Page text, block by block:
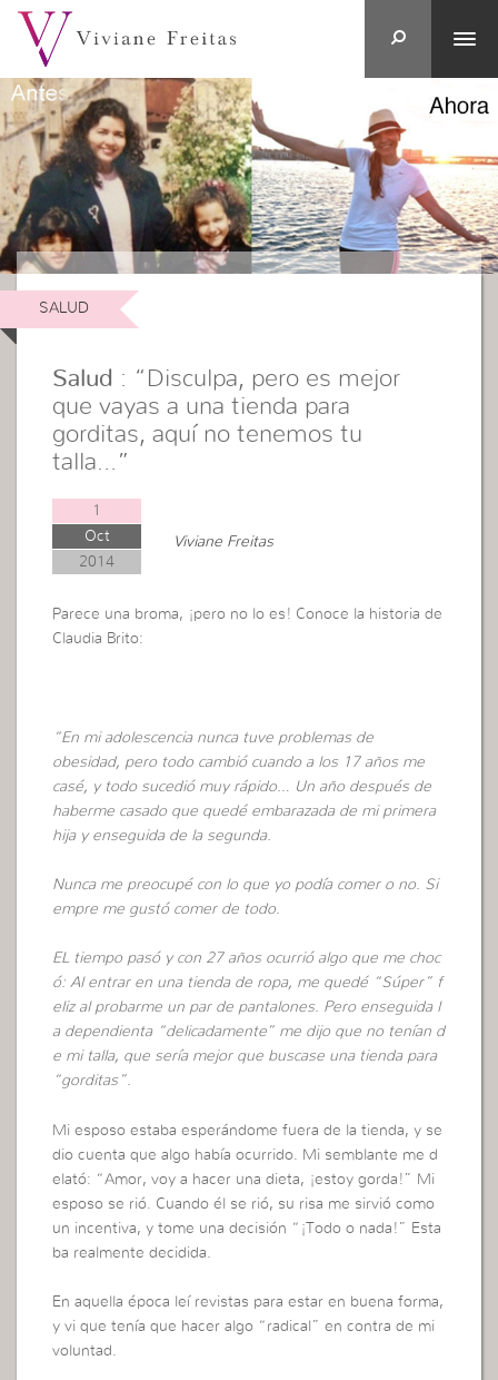
SALUD
Salud : “Disculpa, pero es mejor
que vayas a una tienda para
gorditas, aquí no tenemos tu
talla…”
1
Oct
2014
Viviane Freitas
Parece una broma, ¡pero no lo es! Conoce la historia de
Claudia Brito:
“En mi adolescencia nunca tuve problemas de
obesidad, pero todo cambió cuando a los 17 años me
casé, y todo sucedió muy rápido… Un año después de
haberme casado que quedé embarazada de mi primera
hija y enseguida de la segunda.
Nunca me preocupé con lo que yo podía comer o no. Si
empre me gustó comer de todo.
EL tiempo pasó y con 27 años ocurrió algo que me choc
ó: Al entrar en una tienda de ropa, me quedé “Súper” f
eliz al probarme un par de pantalones. Pero enseguida l
a dependienta “delicadamente” me dijo que no tenían d
e mi talla, que sería mejor que buscase una tienda para
“gorditas”.
Mi esposo estaba esperándome fuera de la tienda, y se
dio cuenta que algo había ocurrido. Mi semblante me d
elató: “Amor, voy a hacer una dieta, ¡estoy gorda!” Mi
esposo se rió. Cuando él se rió, su risa me sirvió como
un incentiva, y tome una decisión “¡Todo o nada!” Esta
ba realmente decidida.
En aquella época leí revistas para estar en buena forma,
y vi que tenía que hacer algo “radical” en contra de mi
voluntad.